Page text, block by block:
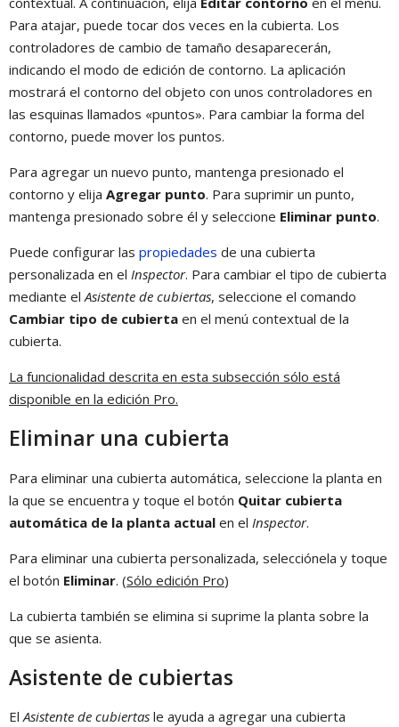
Para atajar, puede tocar dos veces en la cubierta. Los
controladores de cambio de tamaño desaparecerán,
indicando el modo de edición de contorno. La aplicación
mostrará el contorno del objeto con unos controladores en
las esquinas llamados «puntos». Para cambiar la forma del
contorno, puede mover los puntos.
Para agregar un nuevo punto, mantenga presionado el
contorno y elija Agregar punto. Para suprimir un punto,
mantenga presionado sobre él y seleccione Eliminar punto.
Puede configurar las propiedades de una cubierta
personalizada en el Inspector. Para cambiar el tipo de cubierta
mediante el Asistente de cubiertas, seleccione el comando
Cambiar tipo de cubierta en el menú contextual de la
cubierta.
La funcionalidad descrita en esta subsección sólo está
disponible en la edición Pro.
Eliminar una cubierta
Para eliminar una cubierta automática, seleccione la planta en
la que se encuentra y toque el botón Quitar cubierta
automática de la planta actual en el Inspector.
Para eliminar una cubierta personalizada, selecciónela y toque
el botón Eliminar. (Sólo edición Pro)
La cubierta también se elimina si suprime la planta sobre la
que se asienta.
Asistente de cubiertas
ElAsistente de cubiertas le ayuda a agregar una cubierta